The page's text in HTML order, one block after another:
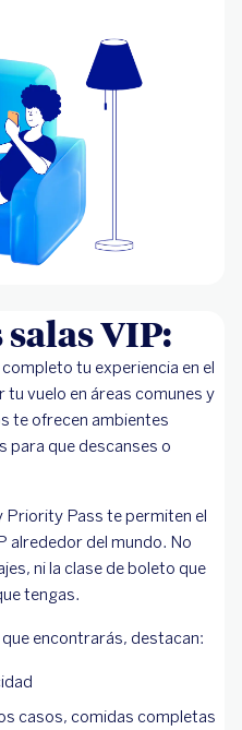
VIP:
tu experiencia en el
vuelo en áreas comunes y
te ofrecen ambientes
para que descanses o
Priority Pass te permiten el
alrededor del mundo. No
ni la clase de boleto que
tengas.
encontrarás, destacan:
casos, comidas completas